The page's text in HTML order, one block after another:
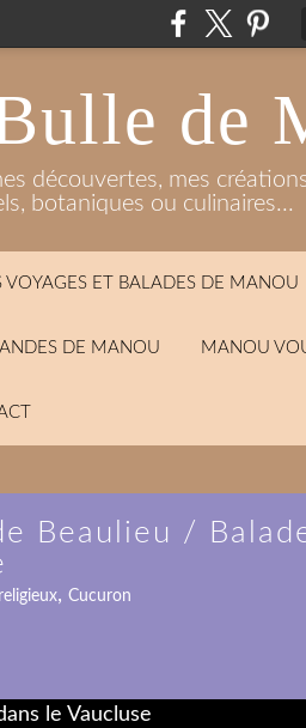
de
découvertes, mes
botaniques ou culinaires...
VOYAGES ET BALADES DE MANOU
DE MANOU MANOU
Beaulieu /
, Cucuron